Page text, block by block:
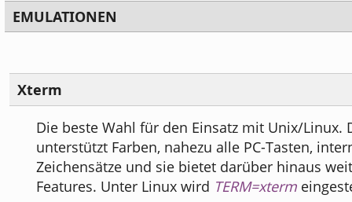
EMULATIONEN
Xterm
Die beste Wahl für den Einsatz mit Unix/Linux.
unterstützt Farben, nahezu alle PC-Tasten,
Zeichensätze und sie bietet darüber hinaus
Features. Unter Linux wird TERM=xterm